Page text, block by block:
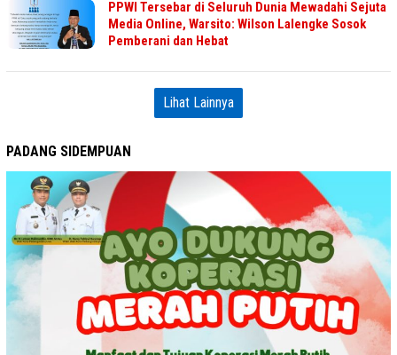
PPWI Tersebar di Seluruh Dunia Mewadahi Sejuta
Media Online, Warsito: Wilson Lalengke Sosok
Pemberani dan Hebat
Lihat Lainnya
PADANG SIDEMPUAN